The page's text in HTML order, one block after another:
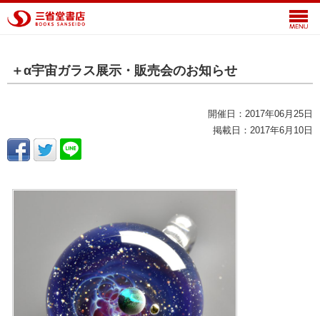
＋α宇宙ガラス展示・販売会のお知らせ
開催日：2017年06月25日
掲載日：2017年6月10日